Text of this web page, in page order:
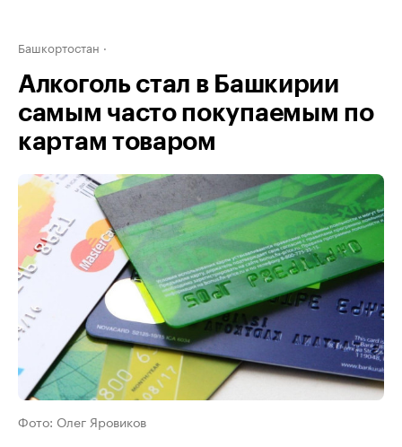
Башкортостан
Алкоголь стал в Башкирии
самым часто покупаемым по
картам товаром
Фото: Олег Яровиков